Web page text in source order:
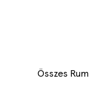
Összes Rum